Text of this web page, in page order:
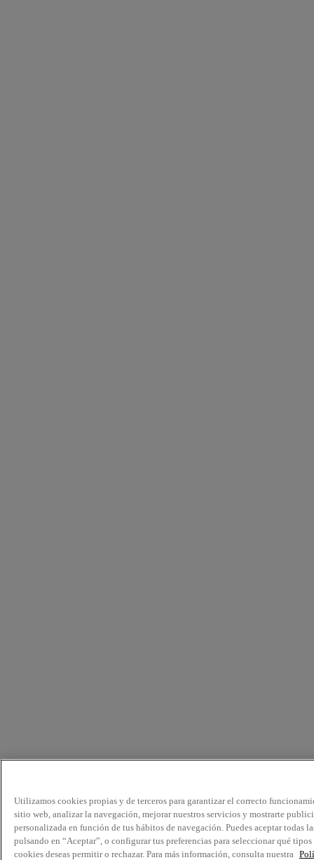
Utilizamos cookies propias y de terceros para garantizar el correcto
sitio web, analizar la navegación, mejorar nuestros servicios y mostrarte
personalizada en función de tus hábitos de navegación. Puedes aceptar todas
pulsando en “Aceptar”, o configurar tus preferencias para seleccionar qué tipos
cookies deseas permitir o rechazar. Para más información, consulta nuestra